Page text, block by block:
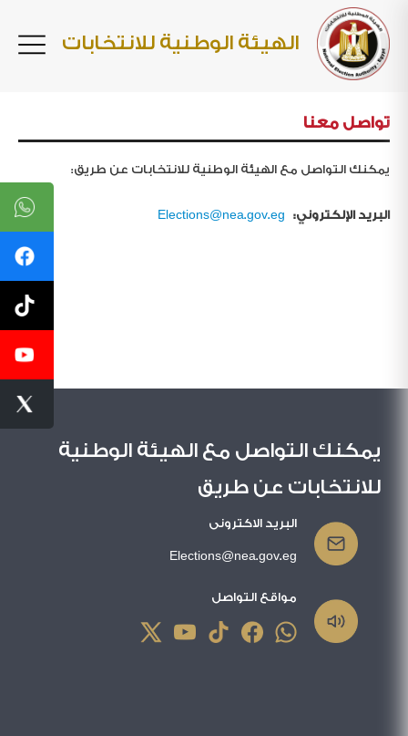
الهيئة الوطنية للانتخابات
تواصل معنا
يمكنك التواصل مع الهيئة الوطنية للانتخابات عن طريق:
البريد الإلكتروني: Elections@nea.gov.eg
يمكنك التواصل مع الهيئة الوطنية
للانتخابات عن طريق
البريد الاكترونى
Elections@nea.gov.eg
مواقع التواصل